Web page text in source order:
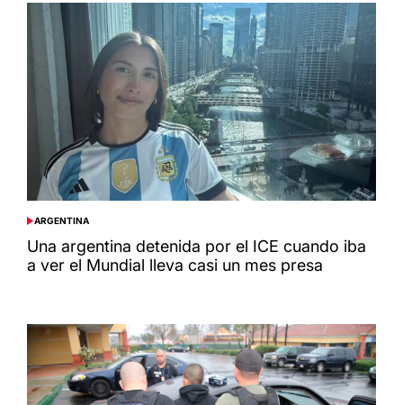
POSTED
IN
ARGENTINA
Una argentina detenida por el ICE cuando iba
a ver el Mundial lleva casi un mes presa